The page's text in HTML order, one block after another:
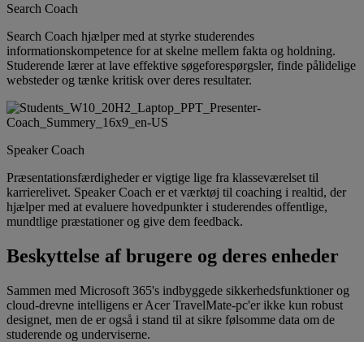
Search Coach
Search Coach hjælper med at styrke studerendes
informationskompetence for at skelne mellem fakta og holdning.
Studerende lærer at lave effektive søgeforespørgsler, finde pålidelige
websteder og tænke kritisk over deres resultater.
Speaker Coach
Præsentationsfærdigheder er vigtige lige fra klasseværelset til
karrierelivet. Speaker Coach er et værktøj til coaching i realtid, der
hjælper med at evaluere hovedpunkter i studerendes offentlige,
mundtlige præstationer og give dem feedback.
Beskyttelse af brugere og deres enheder
Sammen med Microsoft 365's indbyggede sikkerhedsfunktioner og
cloud-drevne intelligens er Acer TravelMate-pc'er ikke kun robust
designet, men de er også i stand til at sikre følsomme data om de
studerende og underviserne.